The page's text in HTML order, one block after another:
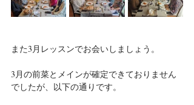
また3月レッスンでお会いしましょう。
3月の前菜とメインが確定できておりません
でしたが、以下の通りです。